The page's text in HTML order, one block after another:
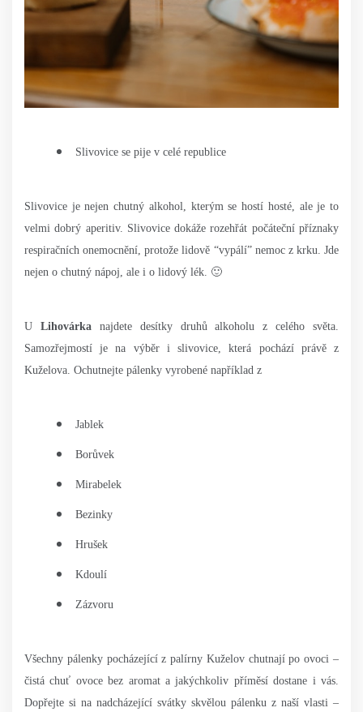
Slivovice se pije v celé republice
Slivovice je nejen chutný alkohol, kterým se hostí hosté, ale je to
velmi dobrý aperitiv. Slivovice dokáže rozehřát počáteční příznaky
respiračních onemocnění, protože lidově “vypálí” nemoc z krku. Jde
nejen o chutný nápoj, ale i o lidový lék. 🙂
U Lihovárkanajdete desítky druhů alkoholu z celého světa.
Samozřejmostí je na výběr i slivovice, která pochází právě z
Kuželova. Ochutnejte pálenky vyrobené například z
Jablek
Borůvek
Mirabelek
Bezinky
Hrušek
Kdoulí
Zázvoru
Všechny pálenky pocházející z palírny Kuželov chutnají po ovoci –
čistá chuť ovoce bez aromat a jakýchkoliv příměsí dostane i vás.
Dopřejte si na nadcházející svátky skvělou pálenku z naší vlasti –